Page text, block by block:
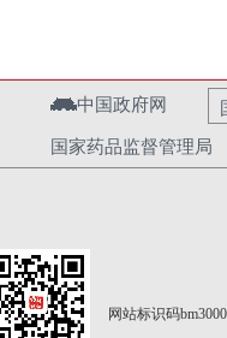
中国政府网
国家药品监督管理局
网站标识码